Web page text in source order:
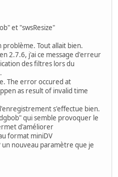
et "swsResize"
problème. Tout allait bien.
2.7.6, j'ai ce message d'erreur
des filtres lors du
The error occured at
as result of invalid time
s'effectue bien.
qui semble provoquer le
d'améliorer
format miniDV
nouveau paramètre que je